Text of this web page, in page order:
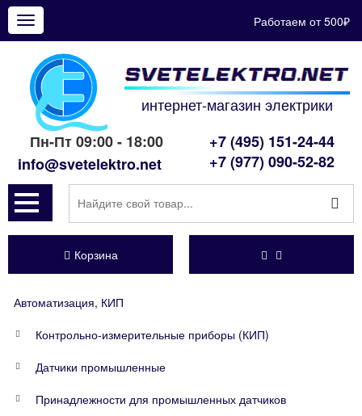
Показать
меню
Работаем от 500₽
интернет-магазин электрики
Пн-Пт 09:00 - 18:00
info@svetelektro.net
+7 (495) 151-24-44
+7 (977) 090-52-82
Корзина
Автоматизация, КИП
Контрольно-измерительные приборы (КИП)
Датчики промышленные
Принадлежности для промышленных датчиков